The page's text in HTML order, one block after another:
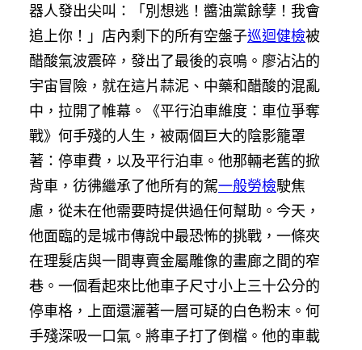
器人發出尖叫：「別想逃！醬油黨餘孽！我會
追上你！」店內剩下的所有空盤子巡迴健檢被
醋酸氣波震碎，發出了最後的哀鳴。廖沾沾的
宇宙冒險，就在這片蒜泥、中藥和醋酸的混亂
中，拉開了帷幕。《平行泊車維度：車位爭奪
戰》何手殘的人生，被兩個巨大的陰影籠罩
著：停車費，以及平行泊車。他那輛老舊的掀
背車，彷彿繼承了他所有的駕一般勞檢駛焦
慮，從未在他需要時提供過任何幫助。今天，
他面臨的是城市傳說中最恐怖的挑戰，一條夾
在理髮店與一間專賣金屬雕像的畫廊之間的窄
巷。一個看起來比他車子尺寸小上三十公分的
停車格，上面還灑著一層可疑的白色粉末。何
手殘深吸一口氣。將車子打了倒檔。他的車載